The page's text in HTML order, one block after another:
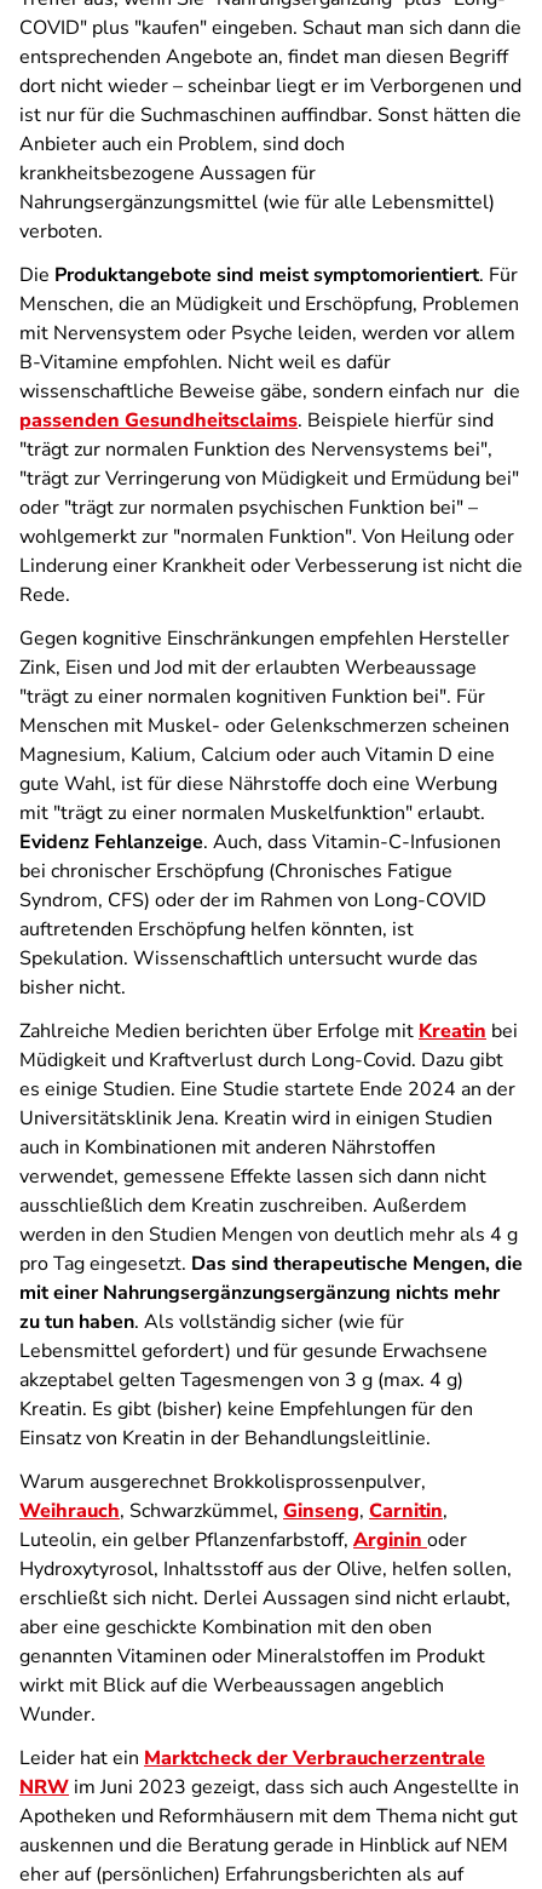
COVID" plus "kaufen" eingeben. Schaut man sich dann die
entsprechenden Angebote an, findet man diesen Begriff
dort nicht wieder – scheinbar liegt er im Verborgenen und
ist nur für die Suchmaschinen auffindbar. Sonst hätten die
Anbieter auch ein Problem, sind doch
krankheitsbezogene Aussagen für
Nahrungsergänzungsmittel (wie für alle Lebensmittel)
verboten.
Die Produktangebote sind meist symptomorientiert. Für
Menschen, die an Müdigkeit und Erschöpfung, Problemen
mit Nervensystem oder Psyche leiden, werden vor allem
B-Vitamine empfohlen. Nicht weil es dafür
wissenschaftliche Beweise gäbe, sondern einfach nur die
passenden Gesundheitsclaims. Beispiele hierfür sind
"trägt zur normalen Funktion des Nervensystems bei",
"trägt zur Verringerung von Müdigkeit und Ermüdung bei"
oder "trägt zur normalen psychischen Funktion bei" –
wohlgemerkt zur "normalen Funktion". Von Heilung oder
Linderung einer Krankheit oder Verbesserung ist nicht die
Rede.
Gegen kognitive Einschränkungen empfehlen Hersteller
Zink, Eisen und Jod mit der erlaubten Werbeaussage
"trägt zu einer normalen kognitiven Funktion bei". Für
Menschen mit Muskel- oder Gelenkschmerzen scheinen
Magnesium, Kalium, Calcium oder auch Vitamin D eine
gute Wahl, ist für diese Nährstoffe doch eine Werbung
mit "trägt zu einer normalen Muskelfunktion" erlaubt.
Evidenz Fehlanzeige. Auch, dass Vitamin-C-Infusionen
bei chronischer Erschöpfung (Chronisches Fatigue
Syndrom, CFS) oder der im Rahmen von Long-COVID
auftretenden Erschöpfung helfen könnten, ist
Spekulation. Wissenschaftlich untersucht wurde das
bisher nicht.
Zahlreiche Medien berichten über Erfolge mit Kreatin bei
Müdigkeit und Kraftverlust durch Long-Covid. Dazu gibt
es einige Studien. Eine Studie startete Ende 2024 an der
Universitätsklinik Jena. Kreatin wird in einigen Studien
auch in Kombinationen mit anderen Nährstoffen
verwendet, gemessene Effekte lassen sich dann nicht
ausschließlich dem Kreatin zuschreiben. Außerdem
werden in den Studien Mengen von deutlich mehr als 4 g
pro Tag eingesetzt. Das sind therapeutische Mengen, die
mit einer Nahrungsergänzungsergänzung nichts mehr
zu tun haben. Als vollständig sicher (wie für
Lebensmittel gefordert) und für gesunde Erwachsene
akzeptabel gelten Tagesmengen von 3 g (max. 4 g)
Kreatin. Es gibt (bisher) keine Empfehlungen für den
Einsatz von Kreatin in der Behandlungsleitlinie.
Warum ausgerechnet Brokkolisprossenpulver,
Weihrauch, Schwarzkümmel, Ginseng, Carnitin,
Luteolin, ein gelber Pflanzenfarbstoff, Arginin oder
Hydroxytyrosol, Inhaltsstoff aus der Olive, helfen sollen,
erschließt sich nicht. Derlei Aussagen sind nicht erlaubt,
aber eine geschickte Kombination mit den oben
genannten Vitaminen oder Mineralstoffen im Produkt
wirkt mit Blick auf die Werbeaussagen angeblich
Wunder.
Leider hat ein Marktcheck der Verbraucherzentrale
NRW im Juni 2023 gezeigt, dass sich auch Angestellte in
Apotheken und Reformhäusern mit dem Thema nicht gut
auskennen und die Beratung gerade in Hinblick auf NEM
eher auf (persönlichen) Erfahrungsberichten als auf